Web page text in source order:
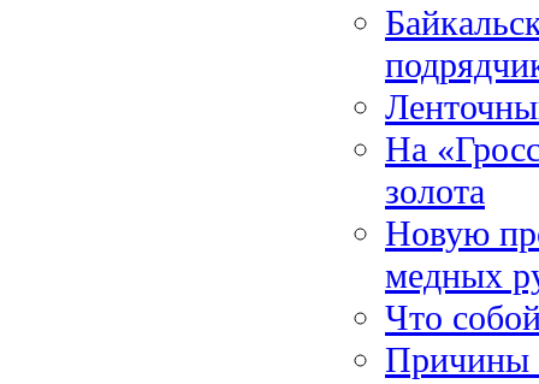
На
золота
Новую
медных
Что
Причины